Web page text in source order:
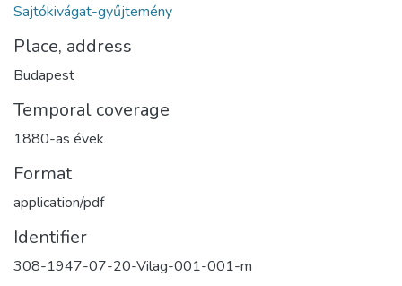
Sajtókivágat-gyűjtemény
Place, address
Budapest
Temporal coverage
1880-as évek
Format
application/pdf
Identifier
308-1947-07-20-Vilag-001-001-m